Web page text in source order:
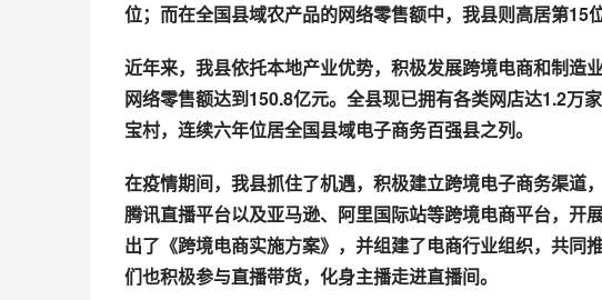
位；而在全国县域农产品的网络零售额中，我县则高居第15位
近年来，我县依托本地产业优势，积极发展跨境电商和制造
网络零售额达到150.8亿元。全县现已拥有各类网店达1.2万
宝村，连续六年位居全国县域电子商务百强县之列。
在疫情期间，我县抓住了机遇，积极建立跨境电子商务渠道
腾讯直播平台以及亚马逊、阿里国际站等跨境电商平台，开
出了《跨境电商实施方案》，并组建了电商行业组织，共同
们也积极参与直播带货，化身主播走进直播间。